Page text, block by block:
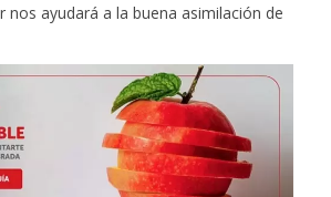
nos ayudará a la buena asimilación de